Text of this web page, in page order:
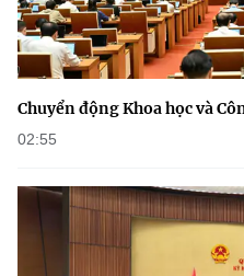
Chuyển động Khoa học và
02:55